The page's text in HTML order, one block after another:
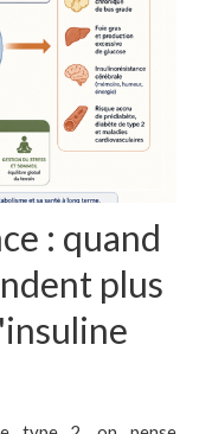
: quand
plus